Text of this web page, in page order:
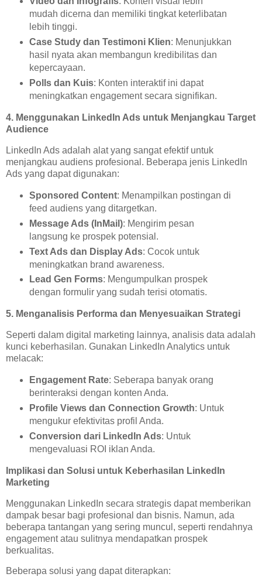
mudah dicerna dan memiliki tingkat keterlibatan
lebih tinggi.
Case Study dan Testimoni Klien: Menunjukkan
hasil nyata akan membangun kredibilitas dan
kepercayaan.
Polls dan Kuis: Konten interaktif ini dapat
meningkatkan engagement secara signifikan.
4. Menggunakan LinkedIn Ads untuk Menjangkau Target
Audience
LinkedIn Ads adalah alat yang sangat efektif untuk
menjangkau audiens profesional. Beberapa jenis LinkedIn
Ads yang dapat digunakan:
Sponsored Content: Menampilkan postingan di
feed audiens yang ditargetkan.
Message Ads (InMail): Mengirim pesan
langsung ke prospek potensial.
Text Ads dan Display Ads: Cocok untuk
meningkatkan brand awareness.
Lead Gen Forms: Mengumpulkan prospek
dengan formulir yang sudah terisi otomatis.
5. Menganalisis Performa dan Menyesuaikan Strategi
Seperti dalam digital marketing lainnya, analisis data adalah
kunci keberhasilan. Gunakan LinkedIn Analytics untuk
melacak:
Engagement Rate: Seberapa banyak orang
berinteraksi dengan konten Anda.
Profile Views dan Connection Growth: Untuk
mengukur efektivitas profil Anda.
Conversion dari LinkedIn Ads: Untuk
mengevaluasi ROI iklan Anda.
Implikasi dan Solusi untuk Keberhasilan LinkedIn
Marketing
Menggunakan LinkedIn secara strategis dapat memberikan
dampak besar bagi profesional dan bisnis. Namun, ada
beberapa tantangan yang sering muncul, seperti rendahnya
engagement atau sulitnya mendapatkan prospek
berkualitas.
Beberapa solusi yang dapat diterapkan: